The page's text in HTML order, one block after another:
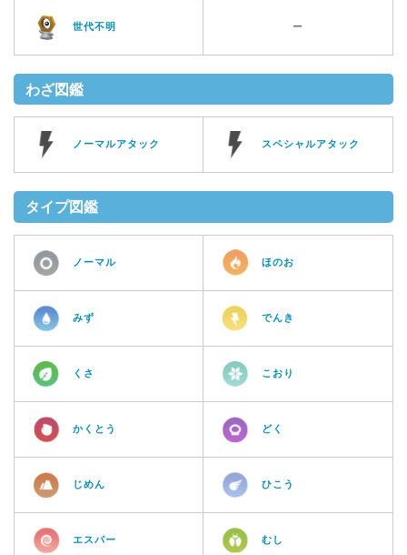
世代不明 ー
わざ図鑑
ノーマルアタック スペシャルアタック
タイプ図鑑
ノーマル ほのお
みず でんき
くさ こおり
かくとう どく
じめん ひこう
エスパー むし